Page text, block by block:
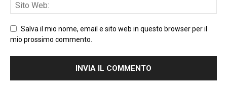
Salva il mio nome, email e sito web in questo browser per il
mio prossimo commento.